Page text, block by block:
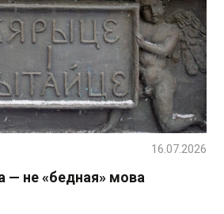
— не «бедная» мова
16.07.2026